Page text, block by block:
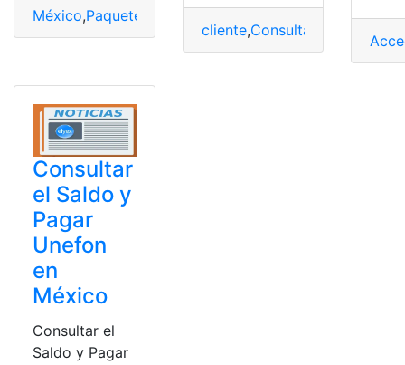
México,Paquete
cliente,Consulta
Consultar
el Saldo y
Pagar
Unefon
en
México
Consultar el
Saldo y Pagar